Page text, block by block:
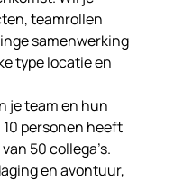
teamrollen
samenwerking
type locatie en
je team en hun
personen heeft
50 collega’s.
en avontuur,